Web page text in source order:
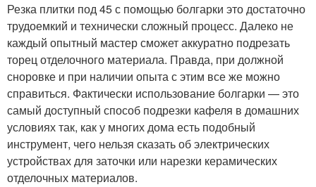
Резка плитки под 45 с помощью болгарки это достаточно
трудоемкий и технически сложный процесс. Далеко не
каждый опытный мастер сможет аккуратно подрезать
торец отделочного материала. Правда, при должной
сноровке и при наличии опыта с этим все же можно
справиться. Фактически использование болгарки — это
самый доступный способ подрезки кафеля в домашних
условиях так, как у многих дома есть подобный
инструмент, чего нельзя сказать об электрических
устройствах для заточки или нарезки керамических
отделочных материалов.